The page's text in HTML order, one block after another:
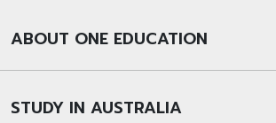
ABOUT ONE EDUCATION
STUDY IN AUSTRALIA